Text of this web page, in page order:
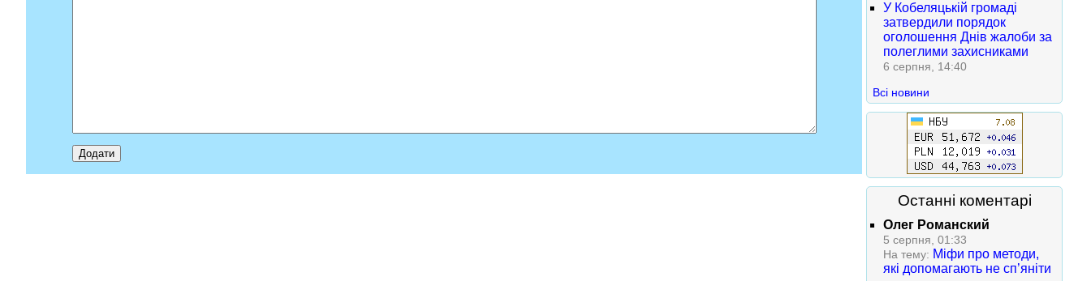
У Кобеляцькій громаді
затвердили порядок
оголошення Днів жалоби за
полеглими захисниками
6 серпня, 14:40
Всі новини
Останні коментарі
Олег Романский
5 серпня, 01:33
На тему: Міфи про методи,
які допомагають не сп’яніти